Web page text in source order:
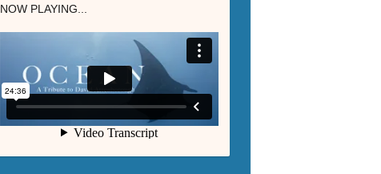
NOW PLAYING...